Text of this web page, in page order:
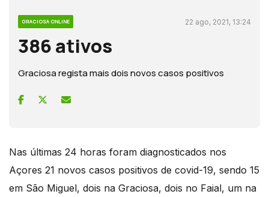
GRACIOSA ONLINE 22 ago, 2021, 13:24
386 ativos
Graciosa regista mais dois novos casos positivos
Nas últimas 24 horas foram diagnosticados nos
Açores 21 novos casos positivos de covid-19, sendo 15
em São Miguel, dois na Graciosa, dois no Faial, um na